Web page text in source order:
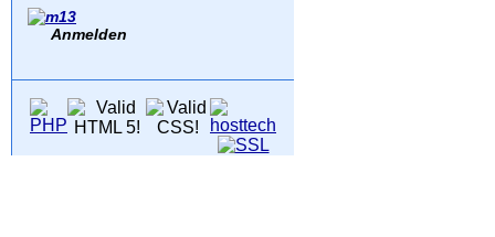
Anmelden